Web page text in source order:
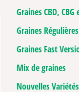
Graines CBD, CBG
Graines Régulières
Graines Fast
Mix de graines
Nouvelles Variétés